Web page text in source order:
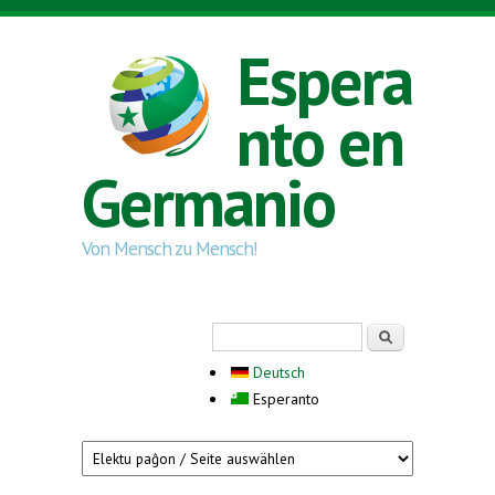
Skip to main content
Espera
nto en
Germanio
Von Mensch zu Mensch!
Deutsch
Esperanto